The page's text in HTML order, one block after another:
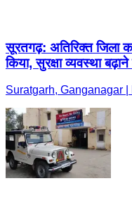
सूरतगढ़: अतिरिक्त जिला
किया, सुरक्षा व्यवस्था
Suratgarh, Ganganagar